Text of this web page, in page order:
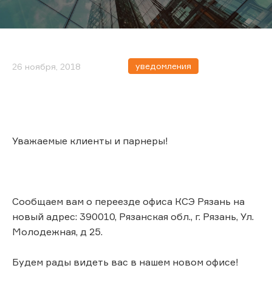
26 ноября, 2018 уведомления
Уважаемые клиенты и парнеры!
Сообщаем вам о переезде офиса КСЭ Рязань на
новый адрес: 390010, Рязанская обл., г. Рязань, Ул.
Молодежная, д 25.
Будем рады видеть вас в нашем новом офисе!